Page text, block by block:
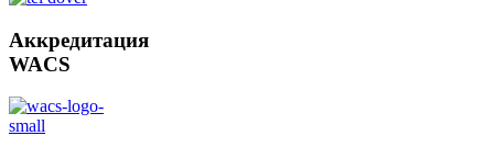
Аккредитация
WACS